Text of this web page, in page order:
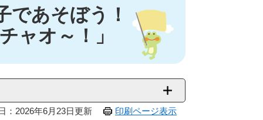
であそぼう！
ャオ～！」
：2026年6月23日更新 印刷ページ表示